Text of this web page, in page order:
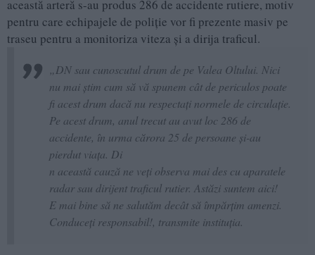
această arteră s-au produs 286 de accidente rutiere, motiv
pentru care echipajele de poliție vor fi prezente masiv pe
traseu pentru a monitoriza viteza și a dirija traficul.
„DN sau cunoscutul drum de pe Valea Oltului. Nici
nu mai știm cum să vă spunem cât de periculos poate
fi acest drum dacă nu respectați normele de circulație.
Pe acest drum, anul trecut au avut loc 286 de
accidente, în urma cărora 25 de persoane și-au
pierdut viața. Di
n această cauză ne veți observa mai des cu aparatele
radar sau dirijent traficul rutier. Astăzi suntem aici!
E mai bine să ne salutăm decât să împărțim amenzi.
Conduceți responsabil!, transmite instituția.